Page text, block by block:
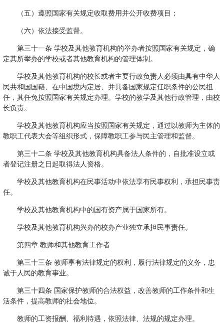
（五）遵照国家有关规定收取费用并公开收费项目；
（六）依法接受监督。
第三十一条 学校及其他教育机构的举办者按照国家有关规定，确
定其所举办的学校或者其他教育机构的管理体制。
学校及其他教育机构的校长或者主要行政负责人必须由具有中华人
民共和国国籍、在中国境内定居、并具备国家规定任职条件的公民担
任，其任免按照国家有关规定办理。学校的教学及其他行政管理，由校
长负责。
学校及其他教育机构应当按照国家有关规定，通过以教师为主体的
教职工代表大会等组织形式，保障教职工参与民主管理和监督。
第三十二条 学校及其他教育机构具备法人条件的，自批准设立或
者登记注册之日起取得法人资格。
学校及其他教育机构在民事活动中依法享有民事权利，承担民事责
任。
学校及其他教育机构中的国有资产属于国家所有。
学校及其他教育机构兴办的校办产业独立承担民事责任。
第四章 教师和其他教育工作者
第三十三条 教师享有法律规定的权利，履行法律规定的义务，忠
诚于人民的教育事业。
第三十四条 国家保护教师的合法权益，改善教师的工作条件和生
活条件，提高教师的社会地位。
教师的工资报酬、福利待遇，依照法律、法规的规定办理。